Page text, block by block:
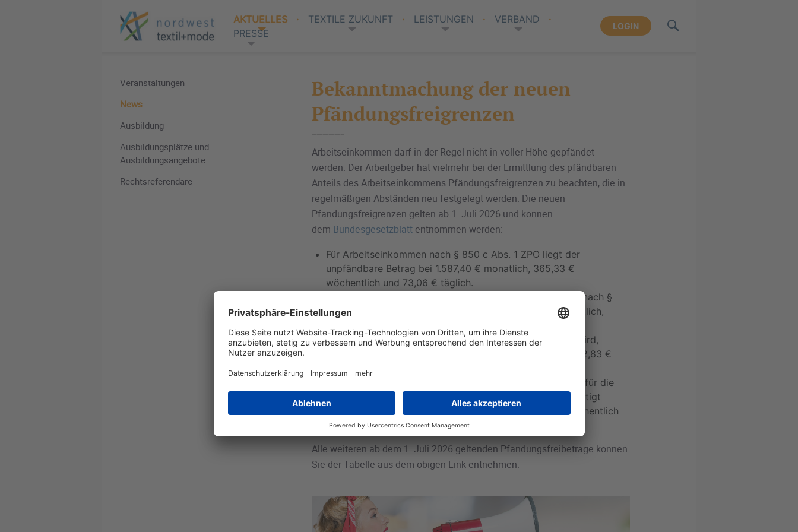
AKTUELLES TEXTILE ZUKUNFT LEISTUNGEN
VERBAND
PRESSE
LOGIN
Veranstaltungen
News
Ausbildung
Ausbildungsplätze und
Ausbildungsangebote
Rechtsreferendare
Bekanntmachung der neuen
Pfändungsfreigrenzen
Arbeitseinkommen darf in der Regel nicht in voller Höhe gepfändet
werden. Der Arbeitgeber hat vielmehr bei der Ermittlung des pfändbaren
Anteils des Arbeitseinkommens Pfändungsfreigrenzen zu beachten, die in
regelmäßigen Abständen neu festgelegt werden. Die neuen
Pfändungsfreigrenzen gelten ab 1. Juli 2026 und können
dem Bundesgesetzblatt entnommen werden:
Für Arbeitseinkommen nach § 850 c Abs. 1 ZPO liegt der
unpfändbare Betrag bei 1.587,40 € monatlich, 365,33 €
wöchentlich und 73,06 € täglich.
Bei bestehender Unterhaltspflicht erhöht sich der Betrag nach §
850 c Abs. 1 ZPO für die erste Person um 597,42 € monatlich,
Für die zweite bis fünfte Person, der Unterhalt gewährt wird,
erhöht sich der Betrag nach § 850 c Abs. 1 ZPO um je 332,83 €
monatlich, 76,60 € wöchentlich und 15,32 € täglich.
Die Beträge nach § 850 c Abs. 3 ZPO, deren Übersteigen für die
Berechnung des unpfändbaren Einkommens unberücksichtigt
bleiben, werden auf 4.866,30 € monatlich, 1.119,90 € wöchentlich
und 223,99 € täglich erhöht.
Alle weiteren ab dem 1. Juli 2026 geltenden Pfändungsfreibeträge können
Sie der Tabelle aus dem obigen Link entnehmen.